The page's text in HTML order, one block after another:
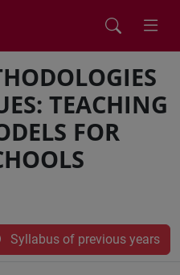
TEACHING
FOR
Syllabus of previous years